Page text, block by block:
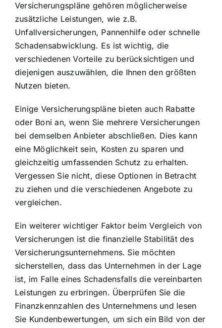
Versicherungspläne gehören möglicherweise
zusätzliche Leistungen, wie z.B.
Unfallversicherungen, Pannenhilfe oder schnelle
Schadensabwicklung. Es ist wichtig, die
verschiedenen Vorteile zu berücksichtigen und
diejenigen auszuwählen, die Ihnen den größten
Nutzen bieten.
Einige Versicherungspläne bieten auch Rabatte
oder Boni an, wenn Sie mehrere Versicherungen
bei demselben Anbieter abschließen. Dies kann
eine Möglichkeit sein, Kosten zu sparen und
gleichzeitig umfassenden Schutz zu erhalten.
Vergessen Sie nicht, diese Optionen in Betracht
zu ziehen und die verschiedenen Angebote zu
vergleichen.
Ein weiterer wichtiger Faktor beim Vergleich von
Versicherungen ist die finanzielle Stabilität des
Versicherungsunternehmens. Sie möchten
sicherstellen, dass das Unternehmen in der Lage
ist, im Falle eines Schadensfalls die vereinbarten
Leistungen zu erbringen. Überprüfen Sie die
Finanzkennzahlen des Unternehmens und lesen
Sie Kundenbewertungen, um sich ein Bild von der